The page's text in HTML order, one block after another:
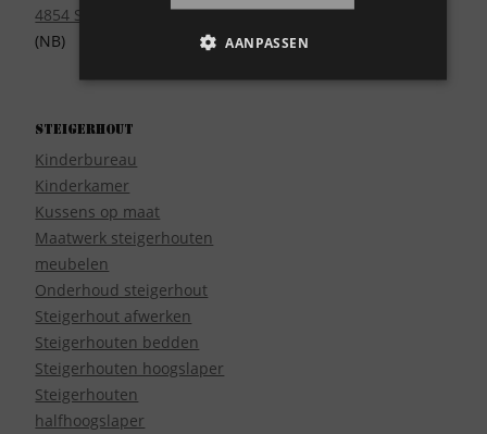
4854 SE Bavel
(NB)
Steigerhout
Kinderbureau
Kinderkamer
Kussens op maat
Maatwerk steigerhouten
meubelen
Onderhoud steigerhout
Steigerhout afwerken
Steigerhouten bedden
Steigerhouten hoogslaper
Steigerhouten
halfhoogslaper
AANPASSEN